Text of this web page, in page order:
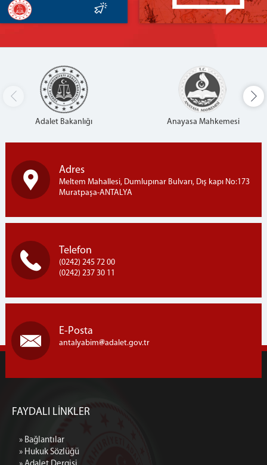
Adalet Bakanlığı Anayasa Mahkemesi
Adres
Meltem Mahallesi, Dumlupınar Bulvarı, Dış kapı No:173
Muratpaşa-ANTALYA
Telefon
(0242) 245 72 00
(0242) 237 30 11
E-Posta
antalyabim adalet.gov.tr
FAYDALI LİNKLER
» Bağlantılar
» Hukuk Sözlüğü